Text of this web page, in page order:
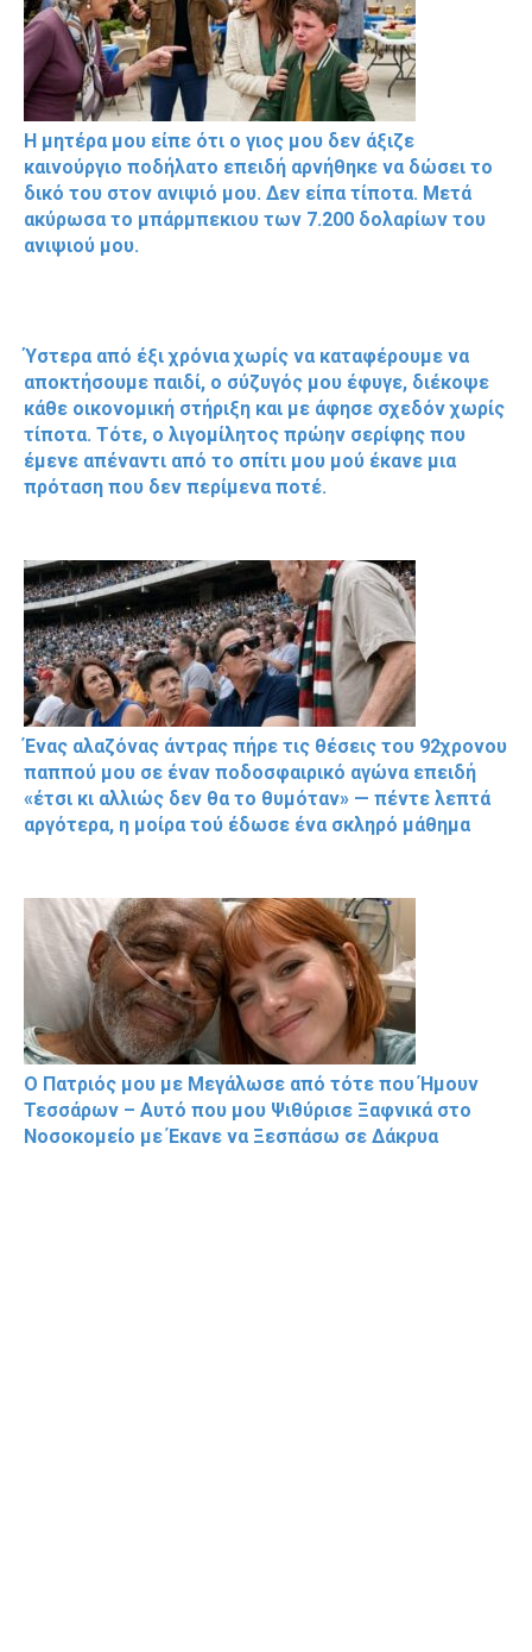
Η μητέρα μου είπε ότι ο γιος μου δεν άξιζε
καινούργιο ποδήλατο επειδή αρνήθηκε να δώσει το
δικό του στον ανιψιό μου. Δεν είπα τίποτα. Μετά
ακύρωσα το μπάρμπεκιου των 7.200 δολαρίων του
ανιψιού μου.
Ύστερα από έξι χρόνια χωρίς να καταφέρουμε να
αποκτήσουμε παιδί, ο σύζυγός μου έφυγε, διέκοψε
κάθε οικονομική στήριξη και με άφησε σχεδόν χωρίς
τίποτα. Τότε, ο λιγομίλητος πρώην σερίφης που
έμενε απέναντι από το σπίτι μου μού έκανε μια
πρόταση που δεν περίμενα ποτέ.
Ένας αλαζόνας άντρας πήρε τις θέσεις του 92χρονου
παππού μου σε έναν ποδοσφαιρικό αγώνα επειδή
«έτσι κι αλλιώς δεν θα το θυμόταν» — πέντε λεπτά
αργότερα, η μοίρα τού έδωσε ένα σκληρό μάθημα
Ο Πατριός μου με Μεγάλωσε από τότε που Ήμουν
Τεσσάρων – Αυτό που μου Ψιθύρισε Ξαφνικά στο
Νοσοκομείο με Έκανε να Ξεσπάσω σε Δάκρυα